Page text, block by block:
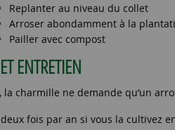
Replanter au niveau du collet
Arroser abondamment à la
Pailler avec compost
ENTRETIEN
la charmille ne demande qu’un
fois par an si vous la cultivez